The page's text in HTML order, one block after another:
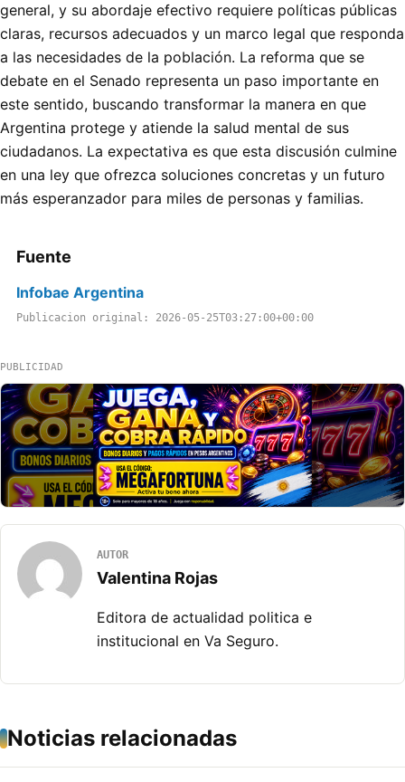
general, y su abordaje efectivo requiere políticas públicas
claras, recursos adecuados y un marco legal que responda
a las necesidades de la población. La reforma que se
debate en el Senado representa un paso importante en
este sentido, buscando transformar la manera en que
Argentina protege y atiende la salud mental de sus
ciudadanos. La expectativa es que esta discusión culmine
en una ley que ofrezca soluciones concretas y un futuro
más esperanzador para miles de personas y familias.
Fuente
Infobae Argentina
Publicacion original: 2026-05-25T03:27:00+00:00
PUBLICIDAD
AUTOR
Valentina Rojas
Editora de actualidad politica e
institucional en Va Seguro.
Noticias relacionadas